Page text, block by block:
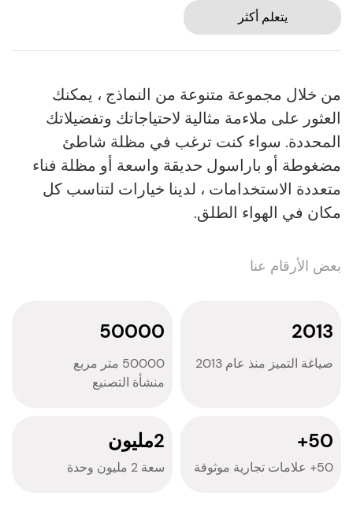
يتعلم أكثر
من خلال مجموعة متنوعة من النماذج ، يمكنك
العثور على ملاءمة مثالية لاحتياجاتك وتفضيلاتك
المحددة. سواء كنت ترغب في مظلة شاطئ
مضغوطة أو باراسول حديقة واسعة أو مظلة فناء
متعددة الاستخدامات ، لدينا خيارات لتناسب كل
مكان في الهواء الطلق.
بعض الأرقام عنا
2013
صياغة التميز منذ عام 2013
50000
50000 متر مربع
منشأة التصنيع
50
+
50+ علامات تجارية موثوقة
2مليون
سعة 2 مليون وحدة